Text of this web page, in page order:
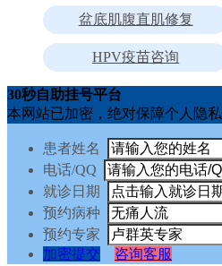
盆底肌腹直肌修复
HPV疫苗咨询
30秒自助挂号平台
本网站已加密，绝对保障个人隐私
患者姓名
电话/QQ
就诊日期
预约病种
预约专家
加密提交
咨询客服